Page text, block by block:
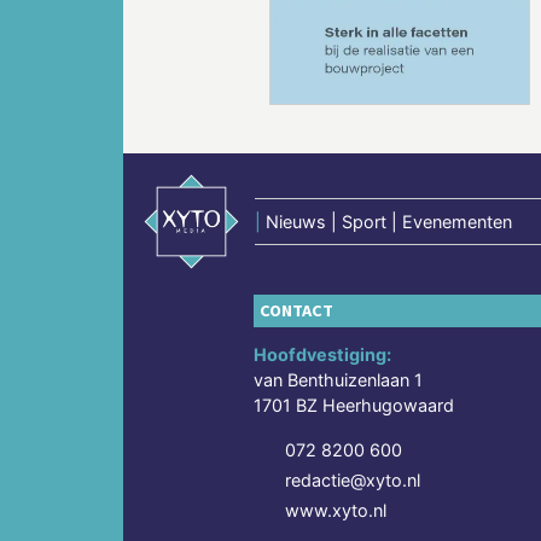
Nieuws | Sport | Evenementen
CONTACT
Hoofdvestiging:
van Benthuizenlaan 1
1701 BZ Heerhugowaard
072 8200 600
redactie@xyto.nl
www.xyto.nl